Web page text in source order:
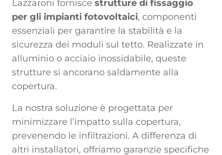
Lazzaroni fornisce strutture di fissaggio
per gli impianti fotovoltaici, componenti
essenziali per garantire la stabilità e la
sicurezza dei moduli sul tetto. Realizzate in
alluminio o acciaio inossidabile, queste
strutture si ancorano saldamente alla
copertura.
La nostra soluzione è progettata per
minimizzare l’impatto sulla copertura,
prevenendo le infiltrazioni. A differenza di
altri installatori, offriamo garanzie specifiche